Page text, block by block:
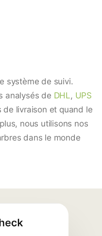
système de suivi.
analysés de DHL, UPS
de livraison et quand le
nous utilisons nos
dans le monde